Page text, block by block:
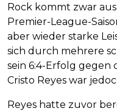
Rock kommt zwar
Premier-League-
aber wieder starke
sich durch mehrere
sein 6:4-Erfolg
Cristo Reyes war
Reyes hatte zuvor